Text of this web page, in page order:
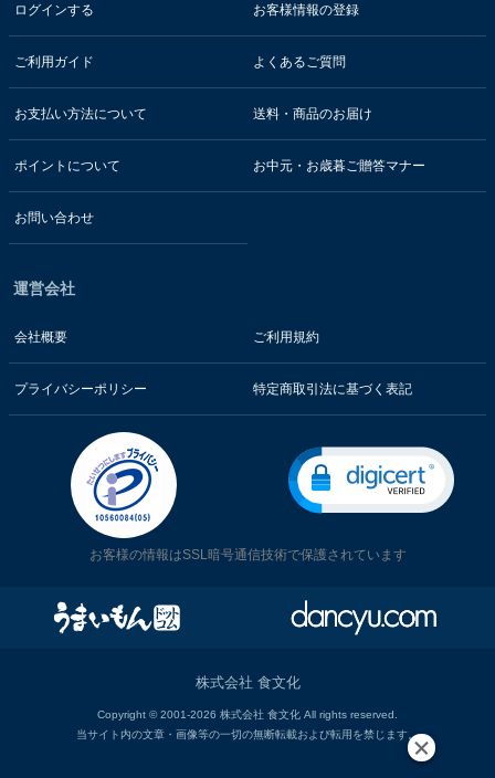
ログインする お客様情報の登録
ご利用ガイド よくあるご質問
お支払い方法について 送料・商品のお届け
ポイントについて お中元・お歳暮ご贈答マナー
お問い合わせ
運営会社
会社概要 ご利用規約
プライバシーポリシー 特定商取引法に基づく表記
お客様の情報はSSL暗号通信技術で保護されています
株式会社 食文化
Copyright © 2001-2026 株式会社 食文化 All rights reserved.
当サイト内の文章・画像等の一切の無断転載および転用を禁じます。